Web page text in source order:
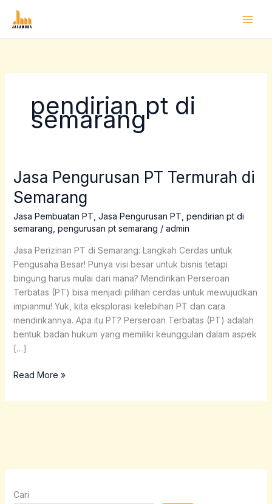
pendirian pt di
semarang
Jasa Pengurusan PT Termurah di
Semarang
Jasa Pembuatan PT Jasa Pengurusan PT pendirian pt di
semarang pengurusan pt semarang / admin
Jasa Perizinan PT di Semarang: Langkah Cerdas untuk
Pengusaha Besar! Punya visi besar untuk bisnis tetapi
bingung harus mulai dari mana? Mendirikan Perseroan
Terbatas (PT) bisa menjadi pilihan cerdas untuk mewujudkan
impianmu! Yuk, kita eksplorasi kelebihan PT dan cara
mendirikannya. Apa itu PT? Perseroan Terbatas (PT) adalah
bentuk badan hukum yang memiliki keunggulan dalam aspek
[…]
Jasa
PT
Termurah
di
Read More »
Cari